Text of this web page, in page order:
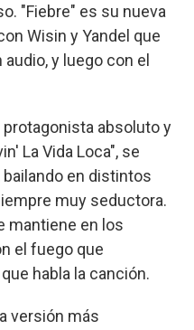
"Fiebre" es su nueva
Wisin y Yandel que
y luego con el
protagonista absoluto y
La Vida Loca", se
en distintos
muy seductora.
mantiene en los
el fuego que
habla la canción.
versión más